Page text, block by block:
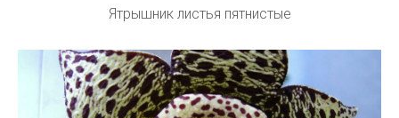
Ятрышник листья пятнистые